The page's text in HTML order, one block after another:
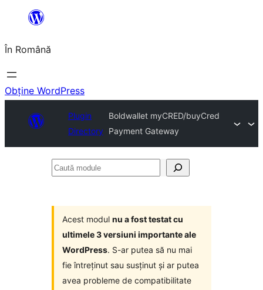
conținut
În Română
Obține WordPress
Plugin
Directory
Boldwallet myCRED/buyCred
Payment Gateway
Caută
Acest modul nu a fost testat cu
ultimele 3 versiuni importante ale
WordPress. S-ar putea să nu mai
fie întreținut sau susținut și ar putea
avea probleme de compatibilitate